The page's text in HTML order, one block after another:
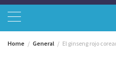
Home General El ginseng rojo